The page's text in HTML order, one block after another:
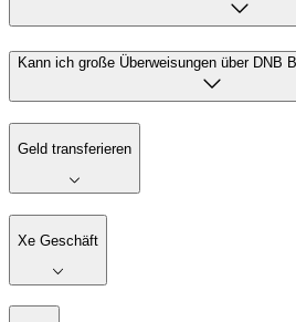
Kann ich große Überweisungen über DNB
Geld transferieren
Xe Geschäft